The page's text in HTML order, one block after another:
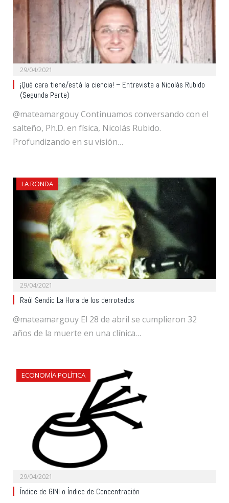
29/04/2021
¡Qué cara tiene/está la ciencia! – Entrevista a Nicolás Rubido
(Segunda Parte)
@mateamargouy Continuamos conversando con el
salteño, Ph.D. en física, Nicolás Rubido.
Profundizando en su visión…
LA RONDA
29/04/2021
Raúl Sendic La Hora de los derrotados
@mateamargouy El 28 de abril se cumplieron 32
años de la muerte en una clínica…
ECONOMÍA POLÍTICA
29/04/2021
Índice de GINI o Índice de Concentración